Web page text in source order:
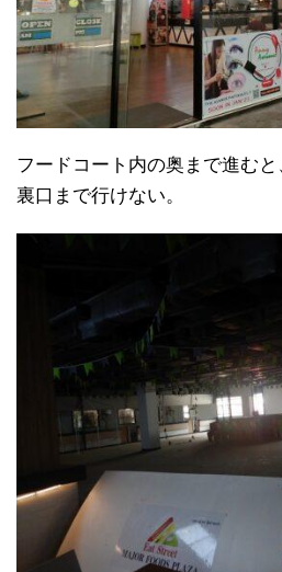
フードコート内の奥まで進むと
裏口まで行けない。